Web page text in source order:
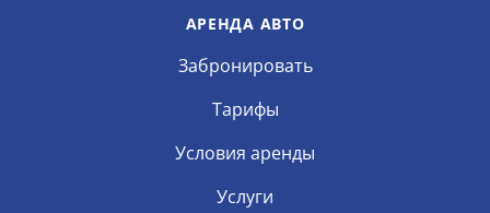
АРЕНДА АВТО
Забронировать
Тарифы
Условия аренды
Услуги